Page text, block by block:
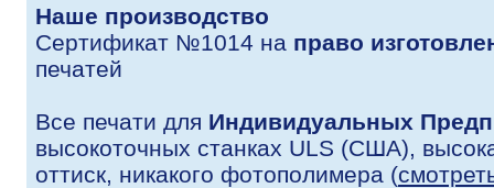
Наше производство
Сертификат №1014 на право
печатей
Все печати для Индивидуальных
высокоточных станках ULS (США),
оттиск, никакого фотополимера (